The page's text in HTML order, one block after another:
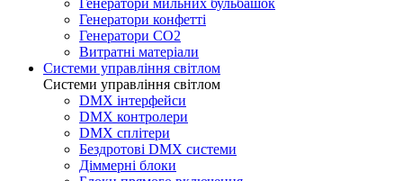
Генератори мильних бульбашок
Генератори конфетті
Генератори CO2
Витратні матеріали
Системи управління світлом
Системи управління світлом
DMX інтерфейси
DMX контролери
DMX сплітери
Бездротові DMX системи
Діммерні блоки